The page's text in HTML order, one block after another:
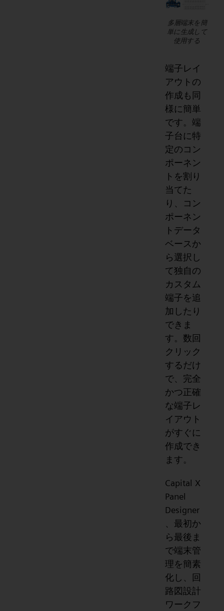
多層端末を簡
単に生成して
使用する
端子レイ
アウトの
作成も同
様に簡単
です。端
子台に特
定のコン
ポーネン
トを割り
当てた
り、コン
ポーネン
トデータ
ベースか
ら選択し
て独自の
カスタム
端子を追
加したり
できま
す。数回
クリック
するだけ
で、完全
かつ正確
な端子レ
イアウト
がすぐに
作成でき
ます。
Capital X
Panel
Designer
、最初か
ら最後ま
で端末管
理を簡素
化し、回
路図設計
ワークフ